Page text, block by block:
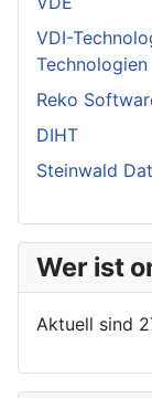
VDI-
Technologien
Reko
DIHT
Steinwald
Wer ist
Aktuell sind